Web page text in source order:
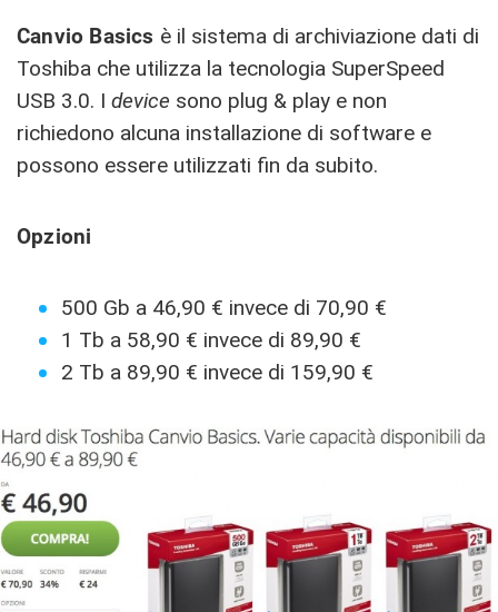
Canvio Basics è il sistema di archiviazione dati di
Toshiba che utilizza la tecnologia SuperSpeed
USB 3.0. I device sono plug & play e non
richiedono alcuna installazione di software e
possono essere utilizzati fin da subito.
Opzioni
500 Gb a 46,90 € invece di 70,90 €
1 Tb a 58,90 € invece di 89,90 €
2 Tb a 89,90 € invece di 159,90 €